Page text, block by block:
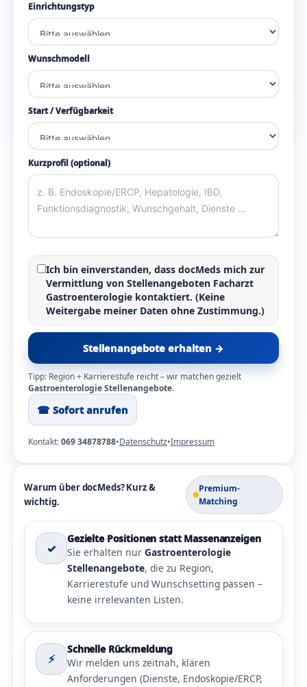
Einrichtungstyp
Wunschmodell
Start / Verfügbarkeit
Kurzprofil (optional)
Ich bin einverstanden, dass docMeds mich zur
Vermittlung von Stellenangeboten Facharzt
Gastroenterologie kontaktiert. (Keine
Weitergabe meiner Daten ohne Zustimmung.)
Stellenangebote erhalten →
Tipp: Region + Karrierestufe reicht – wir matchen gezielt
Gastroenterologie Stellenangebote.
☎︎ Sofort anrufen
Kontakt:069 34878788•Datenschutz•Impressum
Warum über docMeds? Kurz &
wichtig.
Premium-
Matching
✓
Gezielte Positionen statt Massenanzeigen
Sie erhalten nur Gastroenterologie
Stellenangebote, die zu Region,
Karrierestufe und Wunschsetting passen –
keine irrelevanten Listen.
⚡
Schnelle Rückmeldung
Wir melden uns zeitnah, klären
Anforderungen (Dienste, Endoskopie/ERCP,